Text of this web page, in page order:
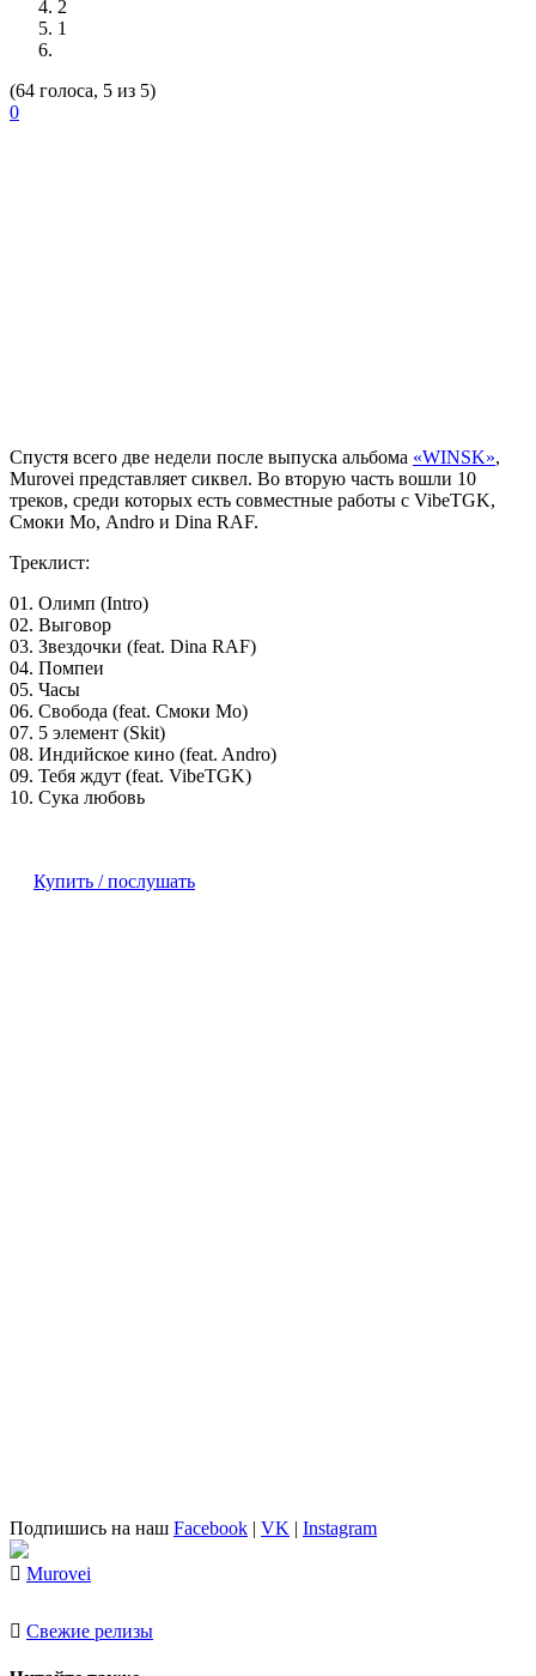
2
1
(64 голоса, 5 из 5)
0
Спустя всего две недели после выпуска альбома «WINSK»,
Murovei представляет сиквел. Во вторую часть вошли 10
треков, среди которых есть совместные работы с VibeTGK,
Смоки Мо, Andro и Dina RAF.
Треклист:
01. Олимп (Intro)
02. Выговор
03. Звездочки (feat. Dina RAF)
04. Помпеи
05. Часы
06. Свобода (feat. Смоки Мо)
07. 5 элемент (Skit)
08. Индийское кино (feat. Andro)
09. Тебя ждут (feat. VibeTGK)
10. Сука любовь
Купить / послушать
Подпишись на наш Facebook | VK | Instagram
Murovei
Свежие релизы